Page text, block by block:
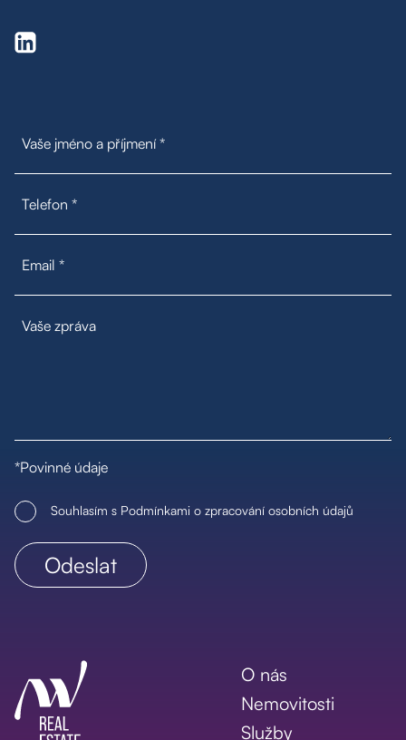
*Povinné údaje
Souhlasím s Podmínkami o zpracování osobních údajů
O nás
Nemovitosti
Služby